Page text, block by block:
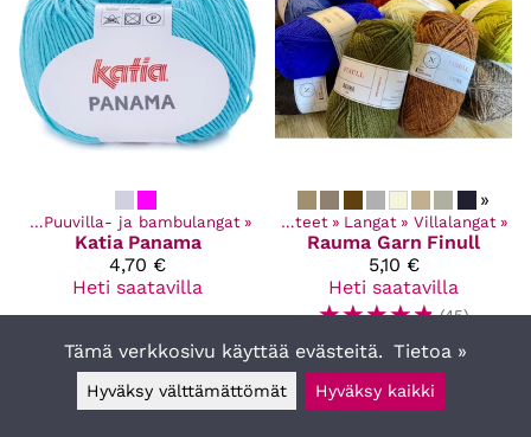
‪» Puuvilla- ja bambulangat ‪»
Katia Panama
4,70 €
Heti saatavilla
»
Kaikki tuotteet ‪» Langat ‪» Villalangat ‪»
Rauma Garn Finull
5,10 €
Heti saatavilla
☆☆☆☆☆ (45)
Tämä verkkosivu käyttää evästeitä. Tietoa »
Hyväksy välttämättömät Hyväksy kaikki